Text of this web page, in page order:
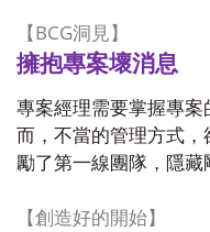
【 BCG洞見】
擁抱專案壞消息
專案經理需要掌握專
而，不當的管理方式
勵了第一線團隊，隱藏
【創造好的開始】